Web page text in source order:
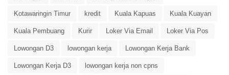
Kotawaringin Timur kredit Kuala Kapuas Kuala Kuayan
Kuala Pembuang Kurir Loker Via Email Loker Via Pos
Lowongan D3 lowongan kerja Lowongan Kerja Bank
Lowongan Kerja D3 lowongan kerja non cpns